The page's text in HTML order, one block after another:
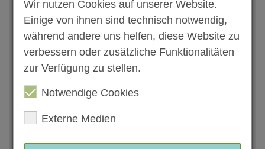
asv-osthofen(at)t-online.de
www.asv-osthofen.de
Ihr Ansprechpartner
1.Vorsitzender
Wir nutzen Cookies auf unserer Website.
Einige von ihnen sind technisch notwendig,
während andere uns helfen, diese Website zu
verbessern oder zusätzliche Funktionalitäten
zur Verfügung zu stellen.
Notwendige Cookies
Externe Medien